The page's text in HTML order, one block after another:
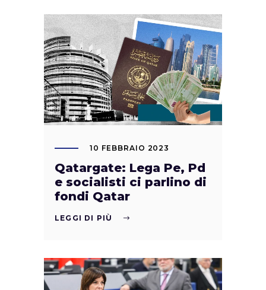
10 FEBBRAIO 2023
Qatargate: Lega Pe, Pd
e socialisti ci parlino di
fondi Qatar
LEGGI DI PIÙ